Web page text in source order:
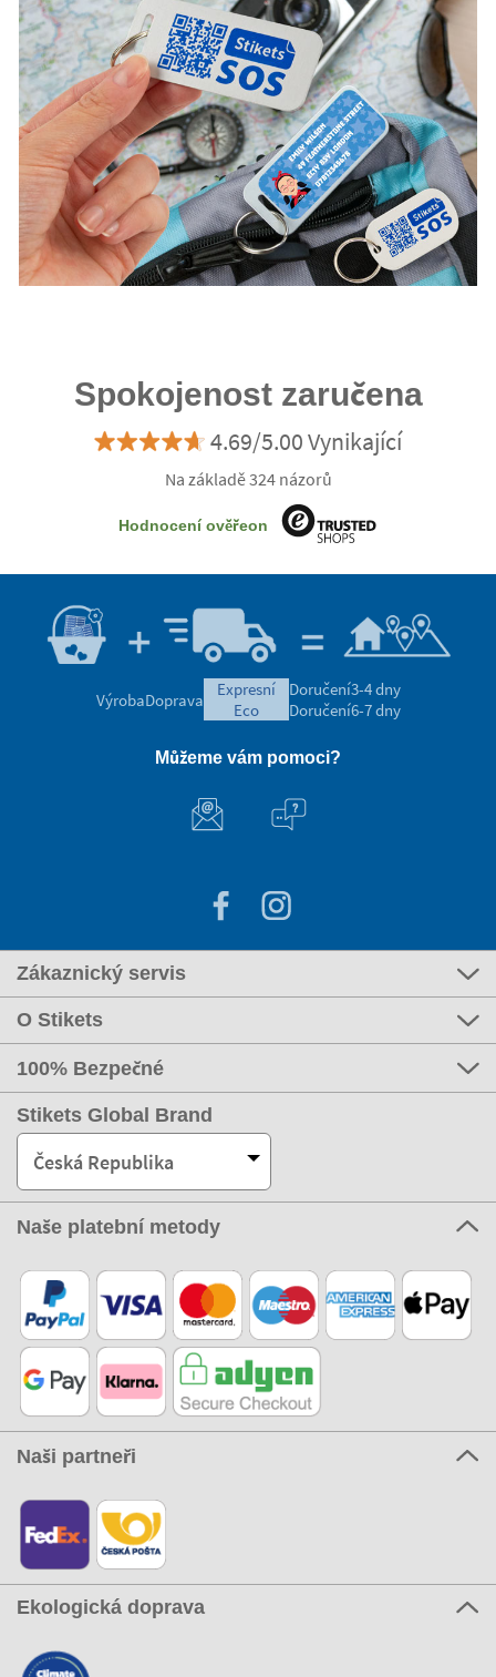
Spokojenost zaručena
4.69/5.00 Vynikající
Na základě 324 názorů
Hodnocení ověřeon
VýrobaDoprava
expresní
eco
Doručení3-4 dny
Doručení6-7 dny
Můžeme vám pomoci?
Zákaznický servis
O Stikets
100% Bezpečné
Stikets Global Brand
Česká Republika
Naše platební metody
Naši partneři
Ekologická doprava